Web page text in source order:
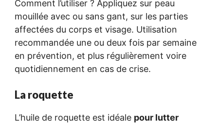
Comment l’utiliser ? Appliquez sur peau
mouillée avec ou sans gant, sur les parties
affectées du corps et visage. Utilisation
recommandée une ou deux fois par semaine
en prévention, et plus régulièrement voire
quotidiennement en cas de crise.
La roquette
L’huile de roquette est idéale pour lutter